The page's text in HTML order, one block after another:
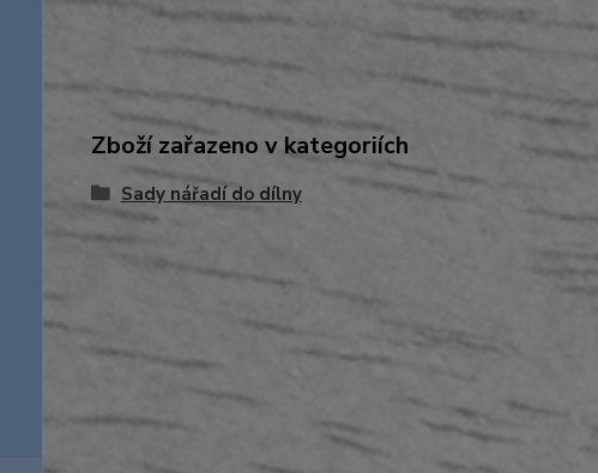
Zboží zařazeno v kategoriích
Sady nářadí do dílny